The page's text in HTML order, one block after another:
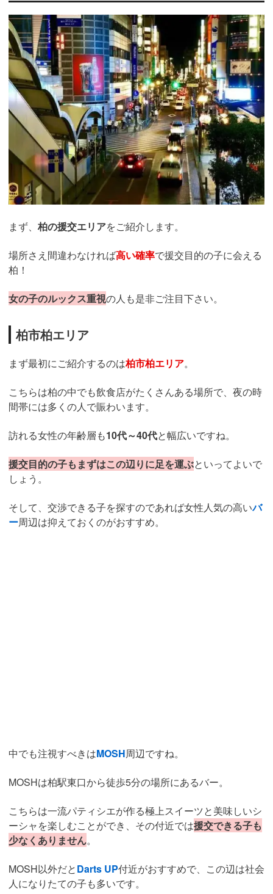
まず、 柏の援交エリアをご紹介します。
場所さえ間違わなければ高い確率で援交目的の子に会える
柏！
女の子のルックス重視の人も是非ご注目下さい。
柏市柏エリア
まず最初にご紹介するのは柏市柏エリア。
こちらは柏の中でも飲食店がたくさんある場所で、夜の時
間帯には多くの人で賑わいます。
訪れる女性の年齢層も10代～40代と幅広いですね。
援交目的の子もまずはこの辺りに足を運ぶといってよいで
しょう。
そして、交渉できる子を探すのであれば女性人気の高いバ
ー周辺は抑えておくのがおすすめ。
中でも注視すべきはMOSH周辺ですね。
MOSHは柏駅東口から徒歩5分の場所にあるバー。
こちらは一流パティシエが作る極上スイーツと美味しいシ
ーシャを楽しむことができ、 その付近では援交できる子も
少なくありません。
MOSH以外だとDarts UP付近がおすすめで、この辺は社会
人になりたての子も多いです。